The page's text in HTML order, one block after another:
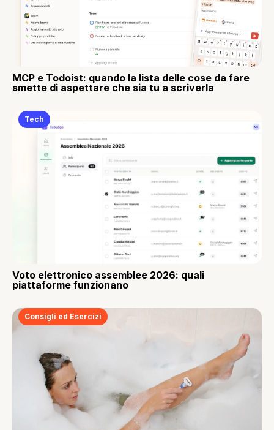
MCP e Todoist: quando la lista delle cose da fare
smette di aspettare che sia tu a scriverla
Tech
Voto elettronico assemblee 2026: quali
piattaforme funzionano
Consigli ed Esercizi